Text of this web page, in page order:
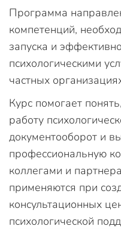
Программа
компетенций,
запуска и
психологическими
частных
Курс помогает
работу
документооборот и
профессиональную
коллегами и
применяются при
консультационных
психологической